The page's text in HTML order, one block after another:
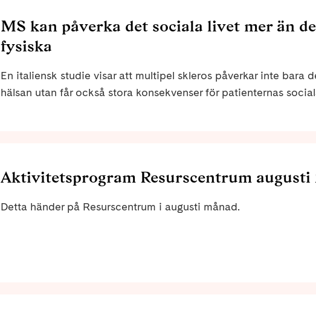
MS kan påverka det sociala livet mer än
fysiska
En italiensk studie visar att multipel skleros påverkar inte bara
hälsan utan får också stora konsekvenser för patienternas
Aktivitetsprogram Resurscentrum augusti
Detta händer på Resurscentrum i augusti månad.